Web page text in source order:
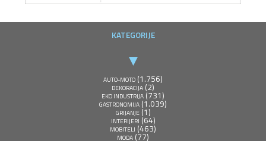
KATEGORIJE
AUTO-MOTO (1.756)
DEKORACIJA (2)
EKO INDUSTRIJA (731)
GASTRONOMIJA (1.039)
GRIJANJE(1)
INTERIJERI (64)
MOBITELI (463)
MODA (77)